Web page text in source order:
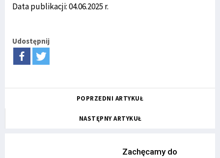
Data publikacji: 04.06.2025 r.
Udostępnij
POPRZEDNI ARTYKUŁ
NASTĘPNY ARTYKUŁ
Zachęcamy do